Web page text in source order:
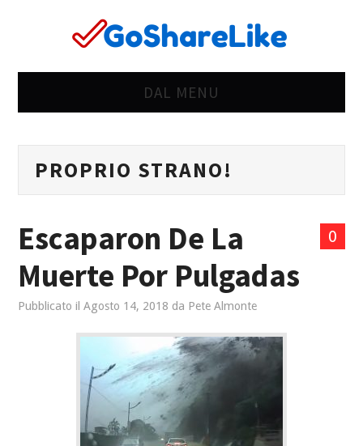
DAL MENU
OK
SBAGLIATO
VITA
DONNE
VIAGGIARE
RELAZIONI
PROPRIO STRANO!
0
Escaparon De La
Muerte Por Pulgadas
Pubblicato ilAgosto 14, 2018 da Pete Almonte